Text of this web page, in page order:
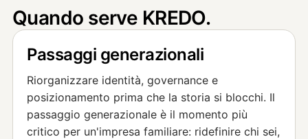
Quando serve KREDO.
Passaggi generazionali
Riorganizzare identità, governance e
posizionamento prima che la storia si blocchi. Il
passaggio generazionale è il momento più
critico per un'impresa familiare: ridefinire chi sei,